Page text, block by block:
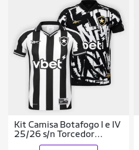
Kit Camisa Botafogo I e IV
25/26 s/n Torcedor
Reebok Masculina